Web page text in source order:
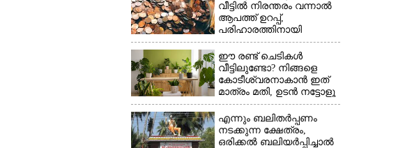
വീട്ടിൽ നിരന്തരം വന്നാൽ
ആപത്ത് ഉറപ്പ്,​
പരിഹാരത്തിനായി
ചെയ്യേണ്ടത്
ഈ രണ്ട് ചെടികൾ
വീട്ടിലുണ്ടോ?​ നിങ്ങളെ
കോടീശ്വരനാകാൻ ഇത്
മാത്രം മതി,​ ഉടൻ നട്ടോളൂ
എന്നും ബലിതർപ്പണം
നടക്കുന്ന ക്ഷേത്രം,​
ഒരിക്കൽ ബലിയർപ്പിച്ചാൽ
×